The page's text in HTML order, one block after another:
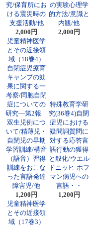
究/保育所にお
ける震災時の
支援活動/他
2,000円
の実験心理学
的方法/意識と
内観/他
2,000円
児童精神医学
とその近接領
域（18巻4）
自閉症児療育
キャンプの効
果に関する一
考察/同胞自閉
症についての
研究―第2報
双生児例につ
いて/精薄児・
自閉児の早期
学習訓練/構音
（語音）習得
訓練をおこな
った言語発達
障害児/他
1,200円
特殊教育学研
究(36巻4)自閉
症児における
疑問詞質問に
対する応答言
語行動の獲得
と般化/ウエル
ドニッヒ-ホフ
マン病児への
言語・・
1,200円
児童精神医学
とその近接領
域（17巻3）